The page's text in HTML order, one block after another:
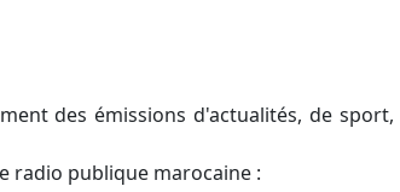
des émissions d'actualités, de
radio publique marocaine :